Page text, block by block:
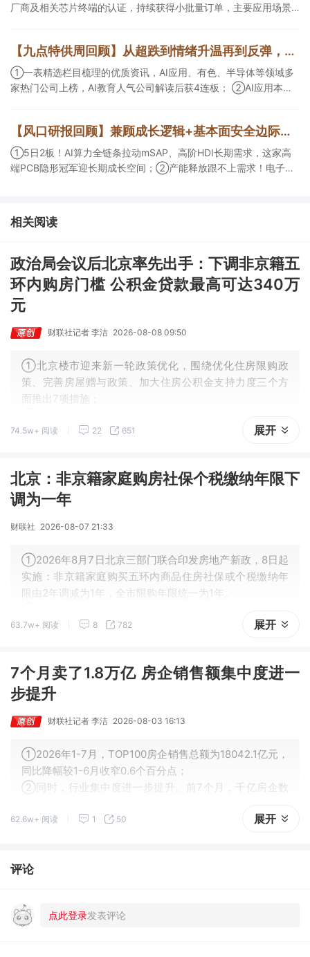
厂商及相关芯片终端的认证，持续获得小批量订单，主要应用场景
等方面具有丰富经验，具备承接细胞与基因治疗产品商业化受托生
产的合规资质，这家公司获净买入。
【九点特供周回顾】从超跌到情绪升温再到反弹，栏目梳理AI应用题材逻辑，AI教育人气公司解读后获4连板
①一表精选栏目梳理的优质资讯，AI应用、有色、半导体等领域多
家热门公司上榜，AI教育人气公司解读后获4连板； ②AI应用本周
角前瞻产业供需情况，提及2家核心公司双双涨停。
【风口研报回顾】兼顾成长逻辑+基本面安全边际！王牌自营前瞻覆盖“pcb+MLCC+电子布”，梳理AI产业链优质标的“深坑起跳”
①5日2板！AI算力全链条拉动mSAP、高阶HDI长期需求，这家高
端PCB隐形冠军迎长期成长空间；②产能释放跟不上需求！电子布
价预期暂未被市场定价，王牌自营前瞻捕捉“预期差”，3日大涨
26%。
相关阅读
政治局会议后北京率先出手：下调非京籍五
环内购房门槛 公积金贷款最高可达340万
元
财联社记者 李洁 2026-08-08 09:50
①北京楼市迎来新一轮政策优化，围绕优化住房限购政
策、完善房屋赠与政策、加大住房公积金支持力度三个方
面推出7项措施；
率先出台房地产支持政策的一线城市，也是继去年以来北
74.5w+ 阅读 22 651 展开
北京：非京籍家庭购房社保个税缴纳年限下
调为一年
财联社 2026-08-07 21:33
①2026年8月7日北京三部门联合印发房地产新政，8日起
实施：非京籍家庭购买五环内商品住房社保或个税缴纳年
限由2年调减为1年，全市限购年限统一为1年。
环外不限购套数。
63.7w+ 阅读 8 782 展开
7个月卖了1.8万亿 房企销售额集中度进一
步提升
财联社记者 李洁 2026-08-03 16:13
①2026年1-7月，TOP100房企销售总额为18042.1亿元，
同比降幅较1-6月收窄0.6个百分点；
②同时，行业集中度进一步提升。前7个月，千亿房企数
年同期减少10家。
62.6w+ 阅读 1 50 展开
评论